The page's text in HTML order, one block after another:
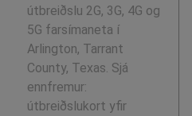
útbreiðslu 2G, 3G, 4G og
5G farsímaneta í
Arlington, Tarrant
County, Texas. Sjá
ennfremur:
útbreiðslukort yfir